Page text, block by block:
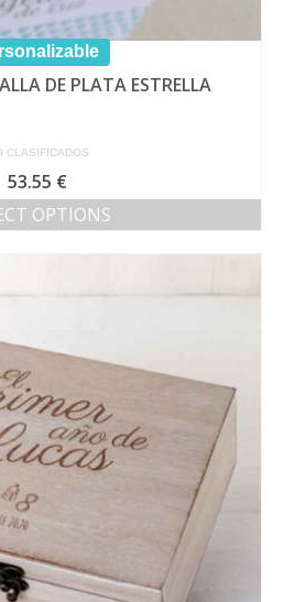
DE PLATA ESTRELLA
CLASIFICADOS
53.55 €
OPTIONS